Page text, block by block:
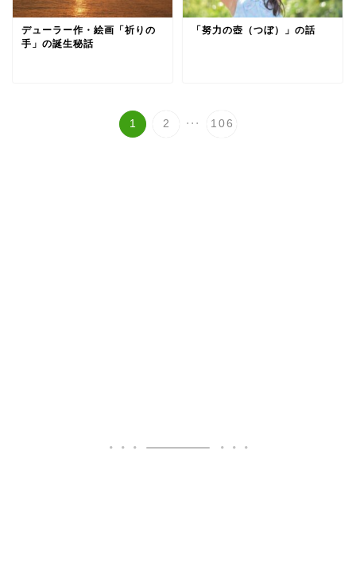
デューラー作・絵画「祈りの
手」の誕生秘話
「努力の壺（つぼ）」の話
1 2 ... 106